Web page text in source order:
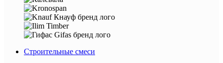
Строительные смеси